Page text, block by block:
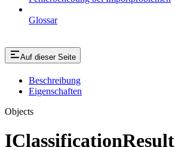
Glossar
Auf dieser Seite
Beschreibung
Eigenschaften
Objects
IClassificationResult